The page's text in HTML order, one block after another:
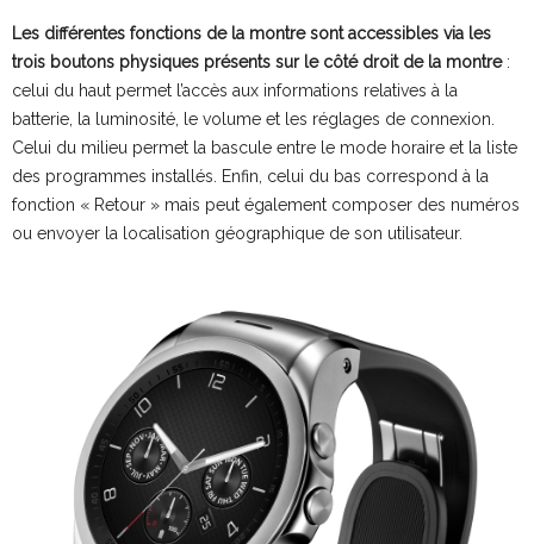
Les différentes fonctions de la montre sont accessibles via les
trois boutons physiques présents sur le côté droit de la montre:
celui du haut permet l’accès aux informations relatives à la
batterie, la luminosité, le volume et les réglages de connexion.
Celui du milieu permet la bascule entre le mode horaire et la liste
des programmes installés. Enfin, celui du bas correspond à la
fonction « Retour » mais peut également composer des numéros
ou envoyer la localisation géographique de son utilisateur.